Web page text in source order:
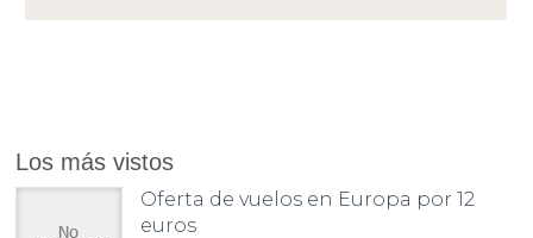
Los más vistos
Oferta de vuelos en Europa por 12
euros